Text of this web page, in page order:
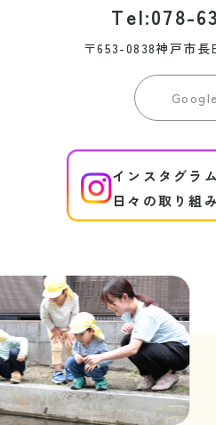
Tel:078-
〒653-0838神戸市
インスタグラ
日々の取り組